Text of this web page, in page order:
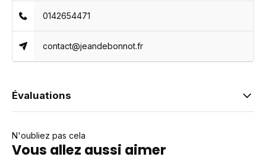
0142654471
contact@jeandebonnot.fr
Évaluations
N'oubliez pas cela
Vous allez aussi aimer